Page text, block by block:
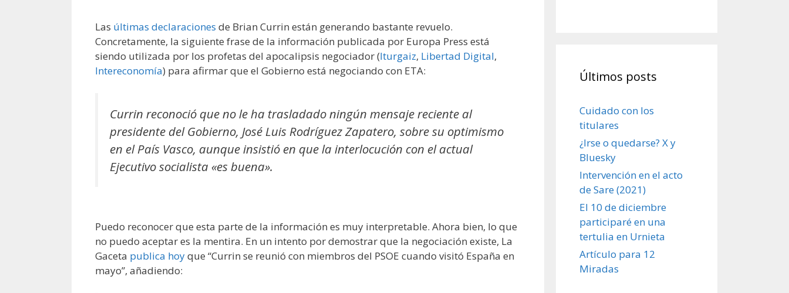
Las últimas declaraciones de Brian Currin están generando bastante revuelo.
Concretamente, la siguiente frase de la información publicada por Europa Press está
siendo utilizada por los profetas del apocalipsis negociador (Iturgaiz, Libertad Digital,
Intereconomía) para afirmar que el Gobierno está negociando con ETA:
Currin reconoció que no le ha trasladado ningún mensaje reciente al
presidente del Gobierno, José Luis Rodríguez Zapatero, sobre su optimismo
en el País Vasco, aunque insistió en que la interlocución con el actual
Ejecutivo socialista «es buena».
Puedo reconocer que esta parte de la información es muy interpretable. Ahora bien, lo que
no puedo aceptar es la mentira. En un intento por demostrar que la negociación existe, La
Gaceta publica hoyque “Currin se reunió con miembros del PSOE cuando visitó España en
mayo”, añadiendo:
Últimos posts
Cuidado con los
titulares
¿Irse o quedarse? X y
Bluesky
Intervención en el acto
de Sare (2021)
El 10 de diciembre
participaré en una
tertulia en Urnieta
Artículo para 12
Miradas